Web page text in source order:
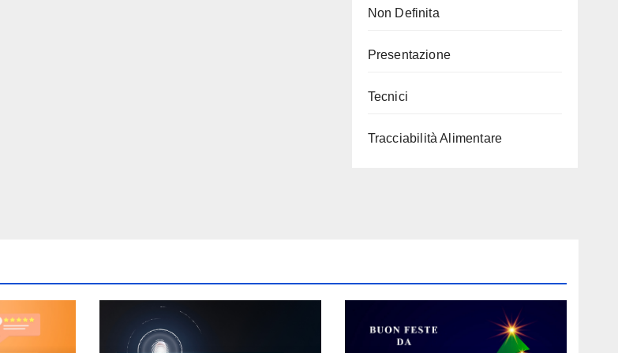
Non Definita
Presentazione
Tecnici
Tracciabilità Alimentare